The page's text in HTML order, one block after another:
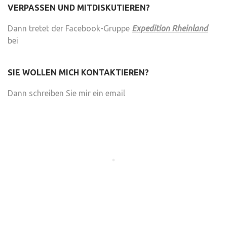
VERPASSEN UND MITDISKUTIEREN?
Dann tretet der Facebook-Gruppe Expedition Rheinland
bei
SIE WOLLEN MICH KONTAKTIEREN?
Dann schreiben Sie mir ein email